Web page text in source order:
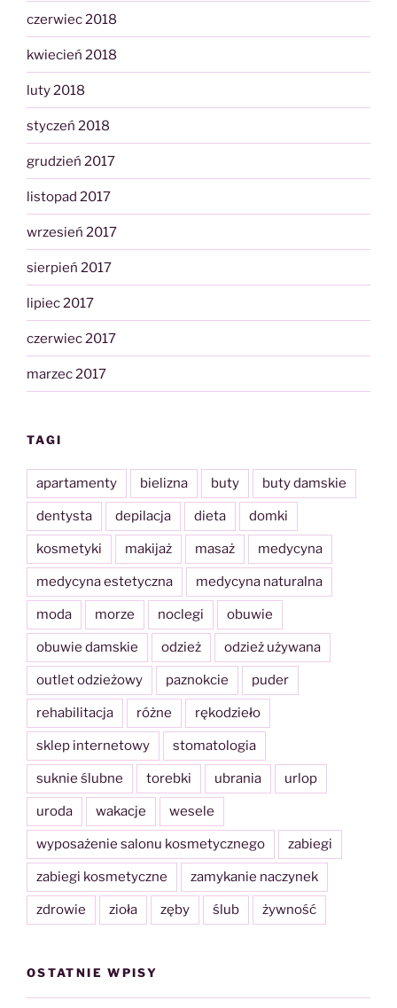
czerwiec 2018
kwiecień 2018
luty 2018
styczeń 2018
grudzień 2017
listopad 2017
wrzesień 2017
sierpień 2017
lipiec 2017
czerwiec 2017
marzec 2017
TAGI
apartamenty bielizna buty buty damskie
dentysta depilacja dieta domki
kosmetyki makijaż masaż medycyna
medycyna estetyczna medycyna naturalna
moda morze noclegi obuwie
obuwie damskie odzież odzież używana
outlet odzieżowy paznokcie puder
rehabilitacja różne rękodzieło
sklep internetowy stomatologia
suknie ślubne torebki ubrania urlop
uroda wakacje wesele
wyposażenie salonu kosmetycznego zabiegi
zabiegi kosmetyczne zamykanie naczynek
zdrowie zioła zęby ślub żywność
OSTATNIE WPISY